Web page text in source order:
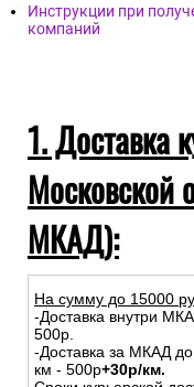
Инструкции при
компаний
1. Доставка
Московской
МКАД):
На сумму до 15000
-Доставка внутри
500р.
-Доставка за МКАД
км - 500р+30р/км.